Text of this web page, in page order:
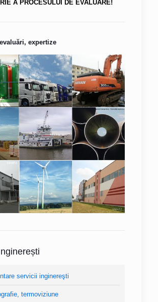
A PROCESULUI DE EVALUARE!
expertize
servicii inginereşti
termoviziune